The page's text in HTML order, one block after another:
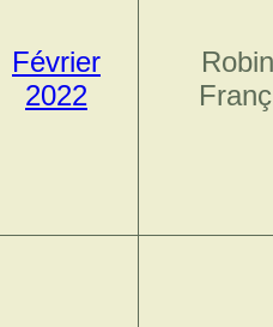
Février
2022